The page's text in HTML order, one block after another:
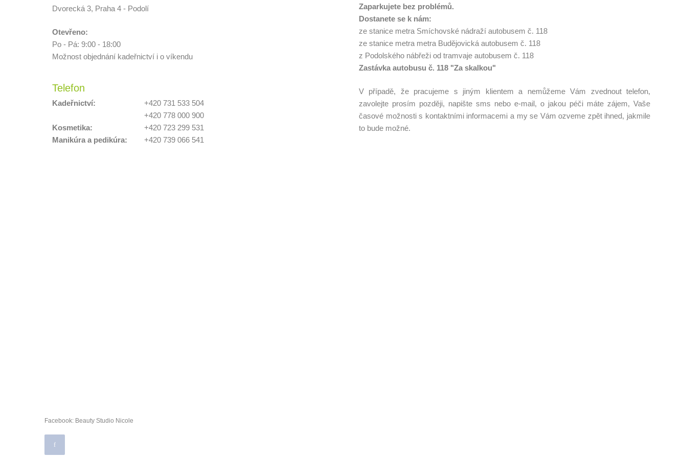
Dvorecká 3, Praha 4 - Podolí
Otevřeno:
Po - Pá: 9:00 - 18:00
Možnost objednání kadeřnictví i o víkendu
Telefon
Kadeřnictví:
+420 731 533 504
+420 778 000 900
Kosmetika:
+420 723 299 531
Manikúra a pedikúra:
+420 739 066 541
Zaparkujete bez problémů.
Dostanete se k nám:
ze stanice metra Smíchovské nádraží autobusem č. 118
ze stanice metra metra Budějovická autobusem č. 118
z Podolského nábřeži od tramvaje autobusem č. 118
Zastávka autobusu č. 118 "Za skalkou"
V případě, že pracujeme s jiným klientem a nemůžeme Vám zvednout telefon,
zavolejte prosím později, napište sms nebo e-mail, o jakou péči máte zájem, Vaše
časové možnosti s kontaktními informacemi a my se Vám ozveme zpět ihned, jakmile
to bude možné.
Facebook: Beauty Studio Nicole